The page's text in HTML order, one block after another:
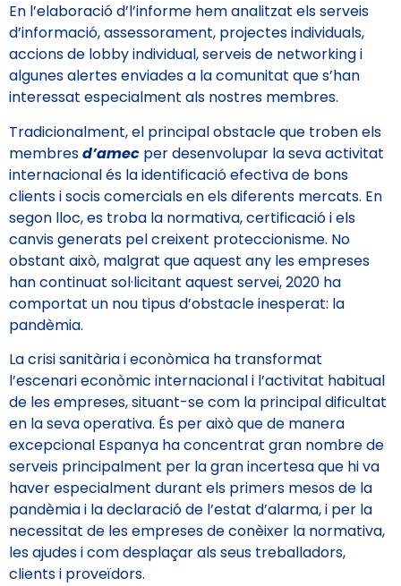
En l’elaboració d’l’informe hem analitzat els serveis
d’informació, assessorament, projectes individuals,
accions de lobby individual, serveis de networking i
algunes alertes enviades a la comunitat que s’han
interessat especialment als nostres membres.
Tradicionalment, el principal obstacle que troben els
membresd’amec per desenvolupar la seva activitat
internacional és la identificació efectiva de bons
clients i socis comercials en els diferents mercats. En
segon lloc, es troba la normativa, certificació i els
canvis generats pel creixent proteccionisme. No
obstant això, malgrat que aquest any les empreses
han continuat sol·licitant aquest servei, 2020 ha
comportat un nou tipus d’obstacle inesperat: la
pandèmia.
La crisi sanitària i econòmica ha transformat
l’escenari econòmic internacional i l’activitat habitual
de les empreses, situant-se com la principal dificultat
en la seva operativa. És per això que de manera
excepcional Espanya ha concentrat gran nombre de
serveis principalment per la gran incertesa que hi va
haver especialment durant els primers mesos de la
pandèmia i la declaració de l’estat d’alarma, i per la
necessitat de les empreses de conèixer la normativa,
les ajudes i com desplaçar als seus treballadors,
clients i proveïdors.